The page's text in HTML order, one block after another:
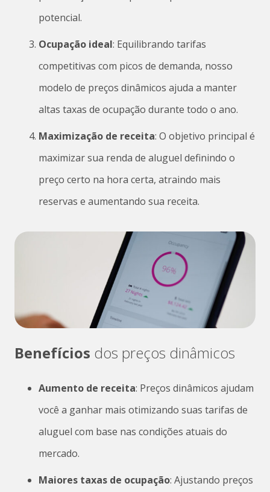
potencial.
Ocupação ideal: Equilibrando tarifas
competitivas com picos de demanda, nosso
modelo de preços dinâmicos ajuda a manter
altas taxas de ocupação durante todo o ano.
Maximização de receita: O objetivo principal é
maximizar sua renda de aluguel definindo o
preço certo na hora certa, atraindo mais
reservas e aumentando sua receita.
Benefícios dos preços dinâmicos
Aumento de receita: Preços dinâmicos ajudam
você a ganhar mais otimizando suas tarifas de
aluguel com base nas condições atuais do
mercado.
Maiores taxas de ocupação: Ajustando preços